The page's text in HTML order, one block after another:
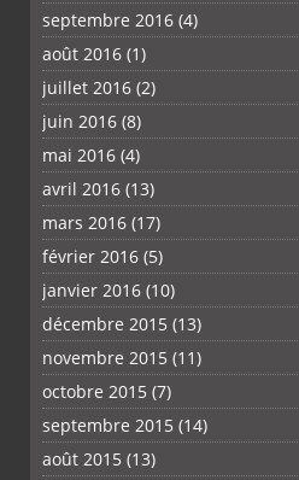
septembre 2016 (4)
août 2016 (1)
juillet 2016 (2)
juin 2016 (8)
mai 2016 (4)
avril 2016 (13)
mars 2016 (17)
février 2016 (5)
janvier 2016 (10)
décembre 2015 (13)
novembre 2015 (11)
octobre 2015 (7)
septembre 2015 (14)
août 2015 (13)